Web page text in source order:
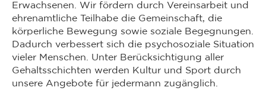
Erwachsenen. Wir fördern durch Vereinsarbeit und
ehrenamtliche Teilhabe die Gemeinschaft, die
körperliche Bewegung sowie soziale Begegnungen.
Dadurch verbessert sich die psychosoziale Situation
vieler Menschen. Unter Berücksichtigung aller
Gehaltsschichten werden Kultur und Sport durch
unsere Angebote für jedermann zugänglich.